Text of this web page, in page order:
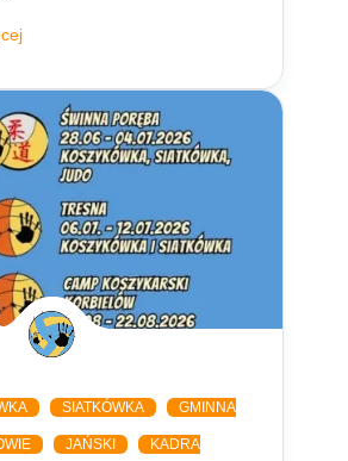
SIATKÓWKA GMINNA
JAŃSKI KADRA